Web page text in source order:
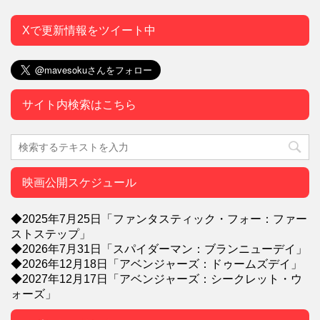
Xで更新情報をツイート中
サイト内検索はこちら
映画公開スケジュール
◆2025年7月25日「ファンタスティック・フォー：ファー
ストステップ」
◆2026年7月31日「スパイダーマン：ブランニューデイ」
◆2026年12月18日「アベンジャーズ：ドゥームズデイ」
◆2027年12月17日「アベンジャーズ：シークレット・ウ
ォーズ」